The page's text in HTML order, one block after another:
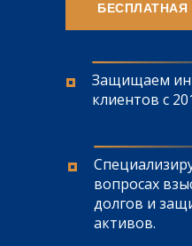
вопросах
долгов и
активов.
Защищаем
клиентов с
БЕСПЛАТНАЯ